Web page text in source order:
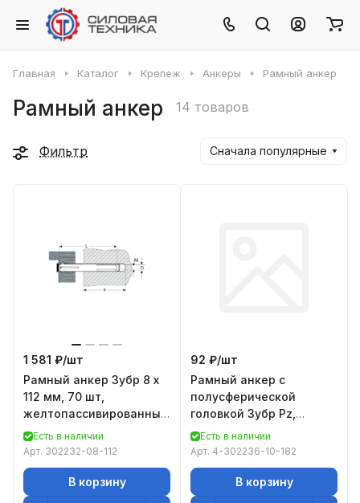
Главная Каталог Крепеж Анкеры Рамный анкер
Рамный анкер 14 товаров
Фильтр Сначала популярные
1 581 ₽/шт
Рамный анкер Зубр 8 x
112 мм, 70 шт,
желтопассивированный
302232-08-112
Есть в наличии
Арт. 302232-08-112
В корзину
92 ₽/шт
Рамный анкер с
полусферической
головкой Зубр Pz,
10x182мм, ТФ6, 2шт 4-
302236-10-182
Есть в наличии
Арт. 4-302236-10-182
В корзину